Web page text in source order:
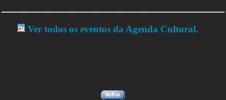
Ver todos os eventos da Agenda Cultural.